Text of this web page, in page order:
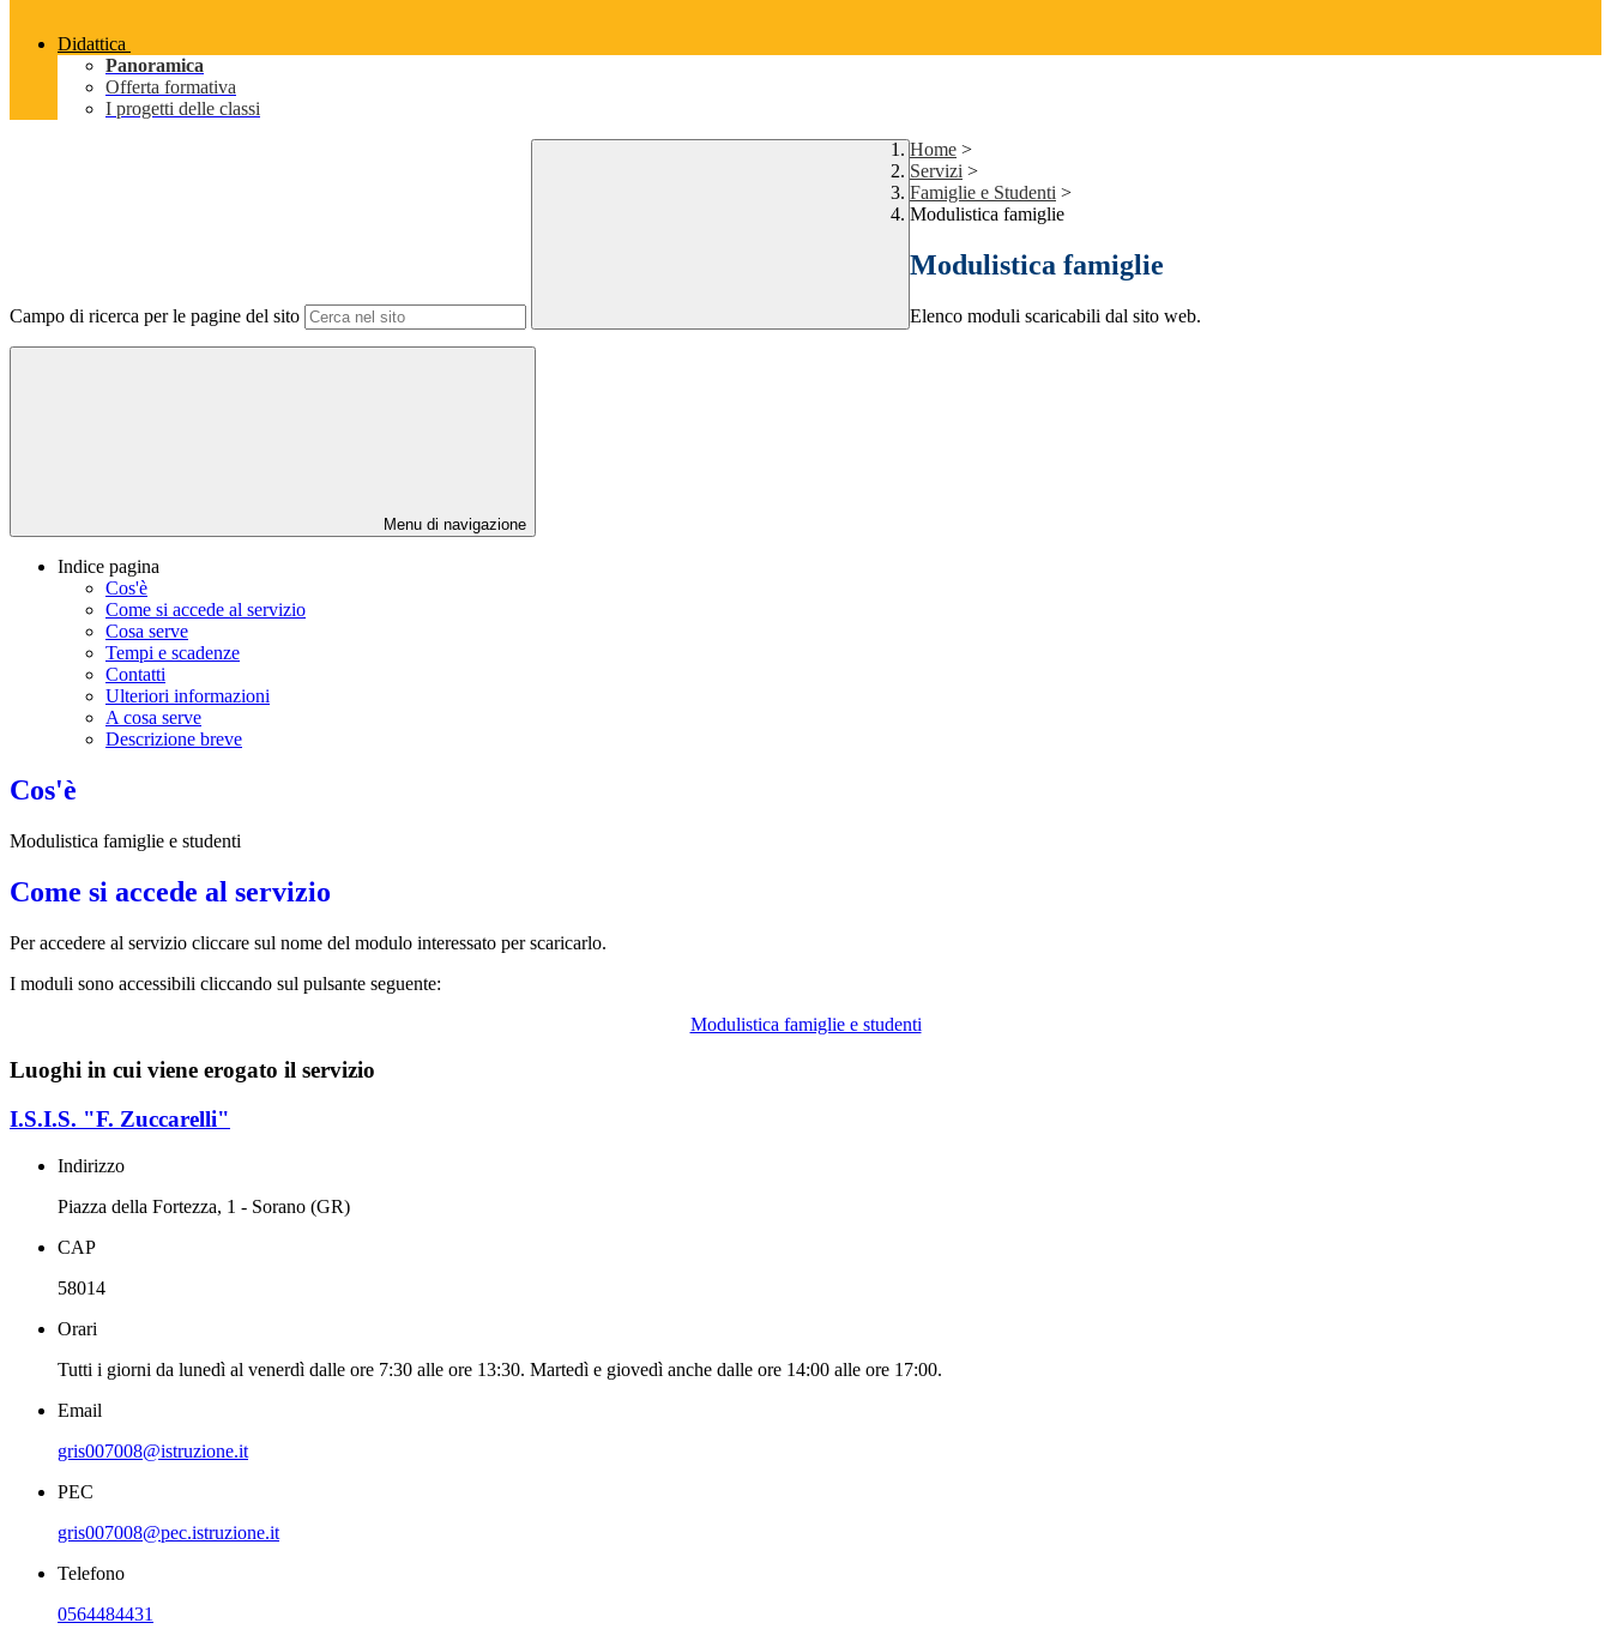
Didattica
Panoramica
Offerta formativa
I progetti delle classi
Campo di ricerca per le pagine del sito
Home >
Servizi >
Famiglie e Studenti >
Modulistica famiglie
Modulistica famiglie
Elenco moduli scaricabili dal sito web.
Menu di navigazione
Indice pagina
Cos'è
Come si accede al servizio
Cosa serve
Tempi e scadenze
Contatti
Ulteriori informazioni
A cosa serve
Descrizione breve
Cos'è
Modulistica famiglie e studenti
Come si accede al servizio
Per accedere al servizio cliccare sul nome del modulo interessato per scaricarlo.
I moduli sono accessibili cliccando sul pulsante seguente:
Modulistica famiglie e studenti
Luoghi in cui viene erogato il servizio
I.S.I.S. "F. Zuccarelli"
Indirizzo
Piazza della Fortezza, 1 - Sorano (GR)
CAP
58014
Orari
Tutti i giorni da lunedì al venerdì dalle ore 7:30 alle ore 13:30. Martedì e giovedì anche dalle ore 14:00 alle ore 17:00.
Email
gris007008@istruzione.it
PEC
gris007008@pec.istruzione.it
Telefono
0564484431